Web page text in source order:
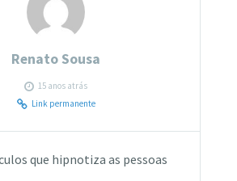
Renato Sousa
15 anos atrás
Link permanente
que hipnotiza as pessoas